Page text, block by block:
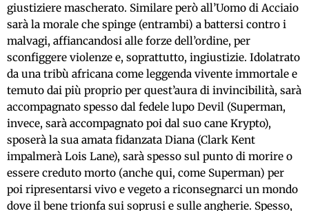
giustiziere mascherato. Similare però all’Uomo di Acciaio
sarà la morale che spinge (entrambi) a battersi contro i
malvagi, affiancandosi alle forze dell’ordine, per
sconfiggere violenze e, soprattutto, ingiustizie. Idolatrato
da una tribù africana come leggenda vivente immortale e
temuto dai più proprio per quest’aura di invincibilità, sarà
accompagnato spesso dal fedele lupo Devil (Superman,
invece, sarà accompagnato poi dal suo cane Krypto),
sposerà la sua amata fidanzata Diana (Clark Kent
impalmerà Lois Lane), sarà spesso sul punto di morire o
essere creduto morto (anche qui, come Superman) per
poi ripresentarsi vivo e vegeto a riconsegnarci un mondo
dove il bene trionfa sui soprusi e sulle angherie. Spesso,